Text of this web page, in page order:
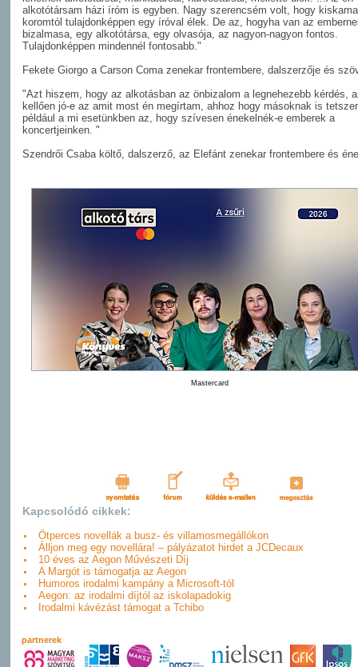
alkotótársam házi íróm is egyben. Nagy szerencsém volt, hogy
koromtól tulajdonképpen egy íróval élek. De az, hogyha van az
bizalmasa, egy alkotótársa, egy olvasója, az nagyon-nagyon fontos.
Tulajdonképpen mindennél fontosabb."
Fekete Giorgo a Carson Coma zenekar frontembere, dalszerzője és
"Azt hiszem, hogy az alkotásban az önbizalom a legnehezebb kérdés,
kellően jó-e az amit most én megírtam, ahhoz hogy másoknak is
például a mi esetünkben az, hogy szívesen énekelnék-e emberek a
koncertjeinken. "
Szendrői Csaba költő, dalszerző, az Elefánt zenekar frontembere és
Mastercard
Kapcsolódó cikkek:
Ötperces novellák a busz- és villamosmegállókon
Álljon meg egy novellára! – pályázatot hirdet a JCDecaux
10 éves az Aegon Művészeti Díj
A Margót is támogatja az Aegon
Humoros irodalmi kampány a Microsoft-tól
Aegon: az irodalmi díjtól az iskolapadokig
Irodalmi kávézást támogat a Tchibo
partnerek